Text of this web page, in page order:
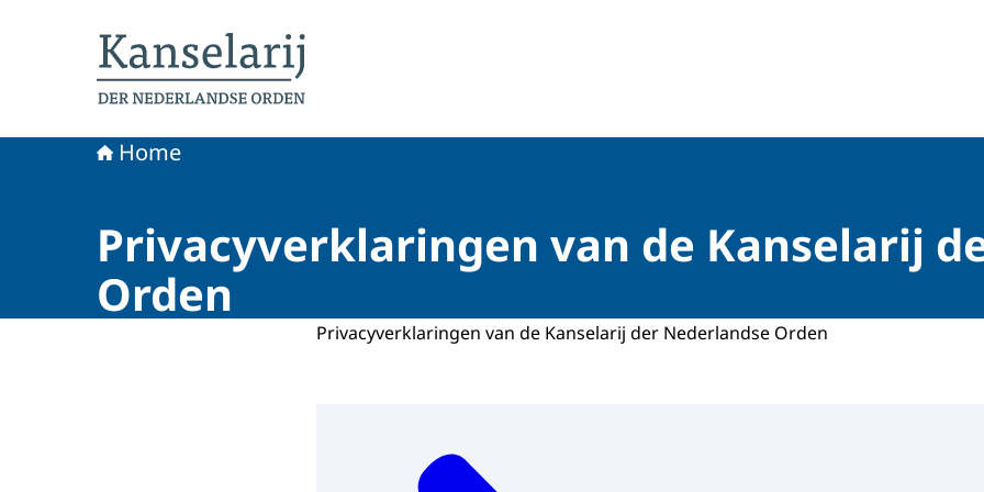
Home
Privacyverklaringen van de Kanselarij
Orden
Privacyverklaringen van de Kanselarij der Nederlandse Orden